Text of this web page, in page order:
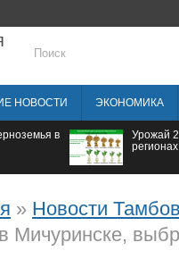
НОВОСТИ ЭКОНОМИКА
в
Урожай
» Новости
Мичуринске,